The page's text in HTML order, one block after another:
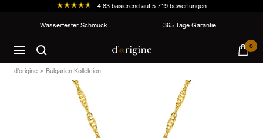
4,83 basierend auf5.719 bewertungen
Inhalt
Wasserfester Schmuck 365 Tage Garantie
Navigation
d'origine 0
d'origine Bulgarien Kollektion